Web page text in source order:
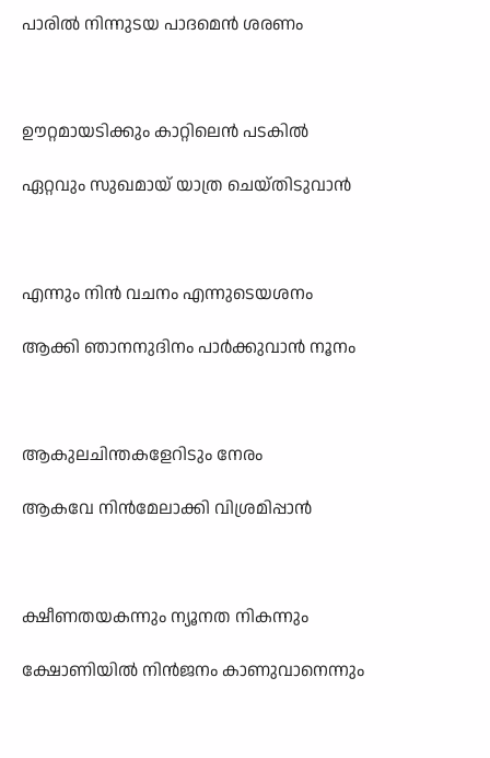
പാരിൽ നിന്നുടയ പാദമെൻ ശരണം
ഊറ്റമായടിക്കും കാറ്റിലെൻ പടകിൽ
ഏറ്റവും സുഖമായ് യാത്ര ചെയ്തിടുവാൻ
എന്നും നിൻ വചനം എന്നുടെയശനം
ആക്കി ഞാനനുദിനം പാർക്കുവാൻ നൂനം
ആകുലചിന്തകളേറിടും നേരം
ആകവേ നിൻമേലാക്കി വിശ്രമിപ്പാൻ
ക്ഷീണതയകന്നും ന്യൂനത നികന്നും
ക്ഷോണിയിൽ നിൻജനം കാണുവാനെന്നും